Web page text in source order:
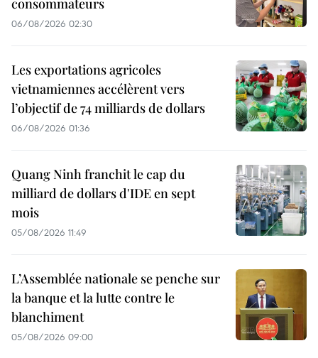
consommateurs
06/08/2026 02:30
Les exportations agricoles
vietnamiennes accélèrent vers
l’objectif de 74 milliards de dollars
06/08/2026 01:36
Quang Ninh franchit le cap du
milliard de dollars d'IDE en sept
mois
05/08/2026 11:49
L’Assemblée nationale se penche sur
la banque et la lutte contre le
blanchiment
05/08/2026 09:00